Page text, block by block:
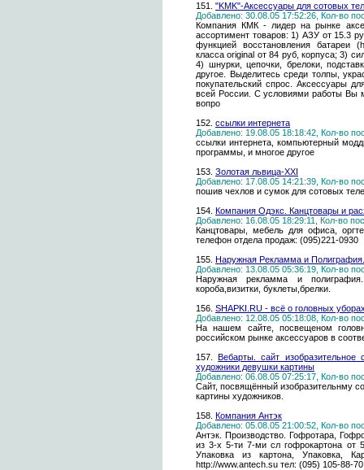
151. "KMK"-Аксессуары для сотовых
Добавлено: 30.08.05 17:52:26, Кол-во
Компания КМК - лидер на рынке
ассортимент товаров: 1) АЗУ от 15.3
функцией восстановления батареи
класса original от 84 руб, корпуса; 3)
4) шнурки, цепочки, брелоки,
другое. Выделитесь среди толпы,
покупательский спрос. Аксессуары
всей России. С условиями работы Вы
вопро
152. ссылки интернета
Добавлено: 19.08.05 18:18:42, Кол-во
ссылки интернета, компьютерный
программы, и многое другое
153. Золотая львица-XXI
Добавлено: 17.08.05 14:21:39, Кол-во
пошив чехлов и сумок для сотовых
154. Компания Одэкс. Канцтовары и
Добавлено: 16.08.05 18:29:11, Кол-во
Канцтовары, мебель для офиса,
телефон отдела продаж: (095)221-0930
155. Наружная Рекламма и Полиграфия.
Добавлено: 13.08.05 05:36:19, Кол-во
Наружная рекламма и
короба,визитки, буклеты,брелки.
156. SHAPKI.RU - всё о головных
Добавлено: 12.08.05 05:18:08, Кол-во
На нашем сайте, посвещеном
российском рынке аксессуаров в
157.Вебарты. сайт
художники девушки картины
Добавлено: 06.08.05 07:25:17, Кол-во
Сайт, посвящённый изобразительнму
картины художников.
158. Компания Антэк
Добавлено: 05.08.05 21:00:52, Кол-во
Антэк. Производство. Гофротара,
из 3-х 5-ти 7-ми сл гофрокартона от
Упаковка из картона, Упаковка,
http://www.antech.su тел: (095) 105-88-70